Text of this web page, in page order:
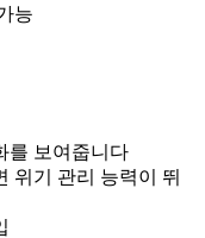
능
를 보여줍니다
위기 관리 능력이 뛰